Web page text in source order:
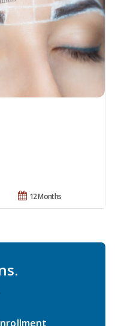
12 Months